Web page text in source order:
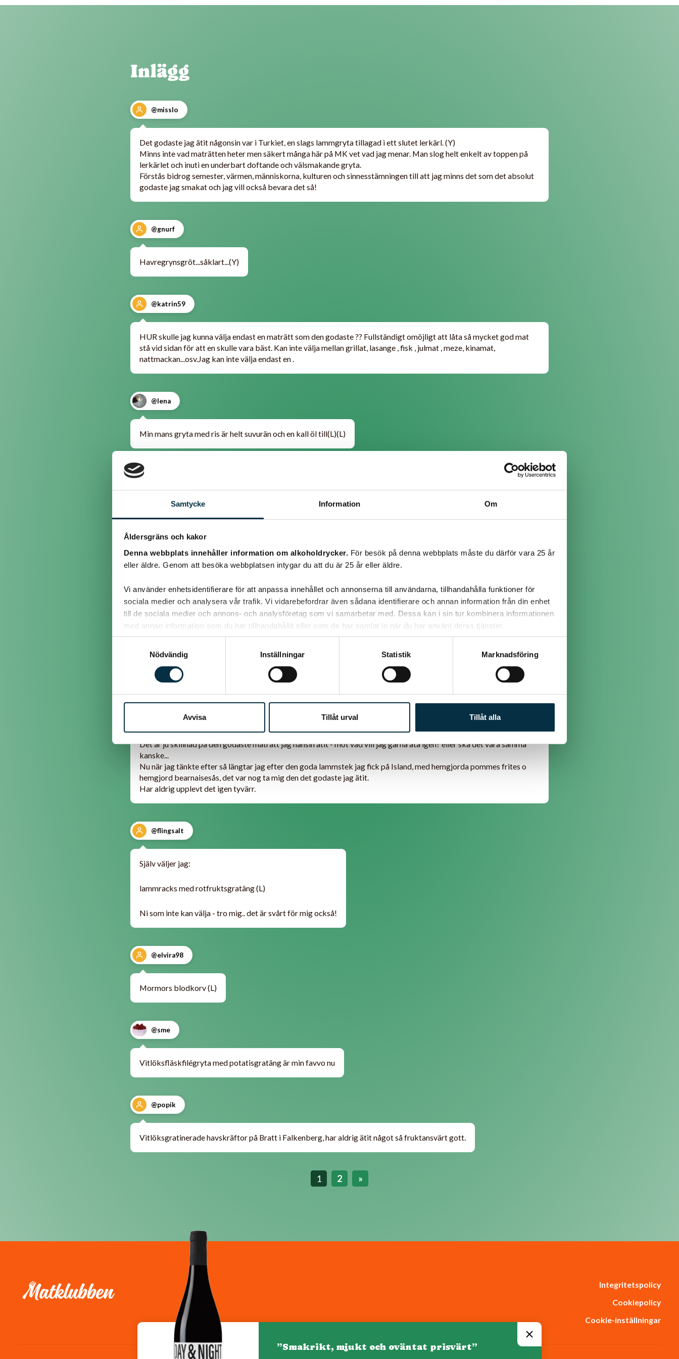
Samtycke Information Om
Åldersgräns och kakor
Denna webbplats innehåller information om alkoholdrycker. För besök på denna webbplats måste du därför vara 25 år
eller äldre. Genom att besöka webbplatsen intygar du att du är 25 år eller äldre.
Vi använder enhetsidentifierare för att anpassa innehållet och annonserna till användarna, tillhandahålla funktioner för
sociala medier och analysera vår trafik. Vi vidarebefordrar även sådana identifierare och annan information från din enhet
till de sociala medier och annons- och analysföretag som vi samarbetar med. Dessa kan i sin tur kombinera informationen
med annan information som du har tillhandahållit eller som de har samlat in när du har använt deras tjänster.
Nödvändig
Inställningar Statistik Marknadsföring
Avvisa Tillåt urval Tillåt alla
Inlägg
@misslo
Det godaste jag ätit någonsin var i Turkiet, en slags lammgryta tillagad i ett slutet lerkärl. (Y)
Minns inte vad maträtten heter men säkert många här på MK vet vad jag menar. Man slog helt enkelt av toppen på
lerkärlet och inuti en underbart doftande och välsmakande gryta.
Förstås bidrog semester, värmen, människorna, kulturen och sinnesstämningen till att jag minns det som det absolut
godaste jag smakat och jag vill också bevara det så!
@gnurf
Havregrynsgröt...såklart...(Y)
@katrin59
HUR skulle jag kunna välja endast en maträtt som den godaste ?? Fullständigt omöjligt att låta så mycket god mat
stå vid sidan för att en skulle vara bäst. Kan inte välja mellan grillat, lasange , fisk , julmat , meze, kinamat,
nattmackan...osv.Jag kan inte välja endast en .
@lena
Min mans gryta med ris är helt suvurän och en kall öl till(L)(L)
(L) Stekt salt sill med mycket lök och gräddsky. Serverat med kokt potatis, knäckebröd och en kall öl till. (L)
@jimboz
Jag säger Farsans Persikokyckling som jag själv lagt upp här..!
@lilloo
Det allra godaste jag ätit i hela mitt liv var en kycklingrätt med currysås på en kinarestaurang i Spanien. I Benal
madena... Så himla suveränt god. Ingen kinarestaurang jag varit på kan mäta sig med den...
Det är ju skillnad på den godaste maträtt jag nånsin ätit - mot vad vill jag gärna äta igen? eller ska det vara samma
kanske...
Nu när jag tänkte efter så längtar jag efter den goda lammstek jag fick på Island, med hemgjorda pommes frites o
hemgjord bearnaisesås, det var nog ta mig den det godaste jag ätit.
Har aldrig upplevt det igen tyvärr.
@flingsalt
Själv väljer jag:
lammracks med rotfruktsgratäng (L)
Ni som inte kan välja - tro mig.. det är svårt för mig också!
@elvira98
Mormors blodkorv (L)
@sme
Vitlöksfläskfilégryta med potatisgratäng är min favvo nu
@popik
Vitlöksgratinerade havskräftor på Bratt i Falkenberg, har aldrig ätit något så fruktansvärt gott.
1 2 »
Integritetspolicy
Cookiepolicy
Cookie-inställningar
”Smakrikt, mjukt och oväntat prisvärt”